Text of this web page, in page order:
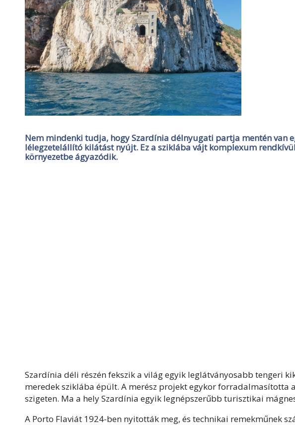
Nem mindenki tudja, hogy Szardínia délnyugati partja mentén van
lélegzetelállító kilátást nyújt. Ez a sziklába vájt komplexum
környezetbe ágyazódik.
Szardínia déli részén fekszik a világ egyik leglátványosabb tengeri
meredek sziklába épült. A merész projekt egykor forradalmasította
szigeten. Ma a hely Szardínia egyik legnépszerűbb turisztikai
A Porto Flaviát 1924-ben nyitották meg, és technikai remekműnek